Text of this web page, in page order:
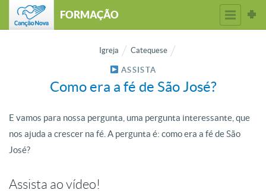
FORMAÇÃO
Igreja Catequese
ASSISTA
Como era a fé de São José?
E vamos para nossa pergunta, uma pergunta interessante, que
nos ajuda a crescer na fé. A pergunta é: como era a fé de São
José?
Assista ao vídeo!